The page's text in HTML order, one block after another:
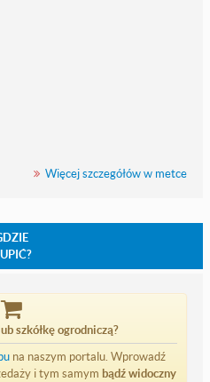
Więcej szczegółów w metce
szkółkę ogrodniczą?
na naszym portalu. Wprowadź
i tym samym bądź widoczny